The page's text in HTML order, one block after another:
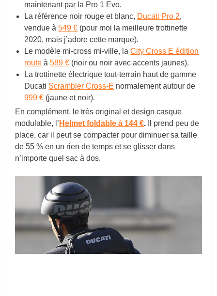
maintenant par la Pro 1 Evo.
La référence noir rouge et blanc, Ducati Pro 2,
vendue à549 € (pour moi la meilleure trottinette
2020, mais j’adore cette marque).
Le modèle mi-cross mi-ville, laCity Cross E édition
route à589 € (noir ou noir avec accents jaunes).
La trottinette électrique tout-terrain haut de gamme
Ducati Scrambler Cross-E normalement autour de
999 € (jaune et noir).
En complément, le très original et design casque
modulable, l’ Helmet foldable à 144 €. Il prend peu de
place, car il peut se compacter pour diminuer sa taille
de 55 % en un rien de temps et se glisser dans
n’importe quel sac à dos.